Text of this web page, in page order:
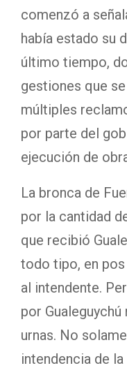
comenzó a
había estado su
último tiempo,
gestiones que
múltiples
por parte del
ejecución de
La bronca de
por la cantidad
que recibió
todo tipo, en
al intendente.
por
urnas. No
intendencia de